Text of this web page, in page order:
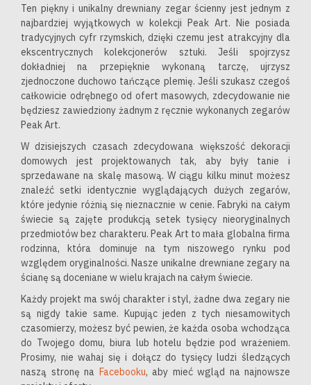
Ten piękny i unikalny drewniany zegar ścienny jest jednym z
najbardziej wyjątkowych w kolekcji Peak Art. Nie posiada
tradycyjnych cyfr rzymskich, dzięki czemu jest atrakcyjny dla
ekscentrycznych kolekcjonerów sztuki. Jeśli spojrzysz
dokładniej na przepięknie wykonaną tarczę, ujrzysz
zjednoczone duchowo tańczące plemię. Jeśli szukasz czegoś
całkowicie odrębnego od ofert masowych, zdecydowanie nie
będziesz zawiedziony żadnym z ręcznie wykonanych zegarów
Peak Art.
W dzisiejszych czasach zdecydowana większość dekoracji
domowych jest projektowanych tak, aby były tanie i
sprzedawane na skalę masową. W ciągu kilku minut możesz
znaleźć setki identycznie wyglądających dużych zegarów,
które jedynie różnią się nieznacznie w cenie. Fabryki na całym
świecie są zajęte produkcją setek tysięcy nieoryginalnych
przedmiotów bez charakteru. Peak Art to mała globalna firma
rodzinna, która dominuje na tym niszowego rynku pod
względem oryginalności. Nasze unikalne drewniane zegary na
ścianę są doceniane w wielu krajach na całym świecie.
Każdy projekt ma swój charakter i styl, żadne dwa zegary nie
są nigdy takie same. Kupując jeden z tych niesamowitych
czasomierzy, możesz być pewien, że każda osoba wchodząca
do Twojego domu, biura lub hotelu będzie pod wrażeniem.
Prosimy, nie wahaj się i dołącz do tysięcy ludzi śledzących
naszą stronę na Facebooku, aby mieć wgląd na najnowsze